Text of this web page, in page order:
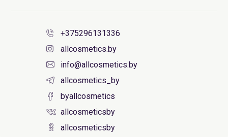
+375296131336
allcosmetics.by
info@allcosmetics.by
allcosmetics_by
byallcosmetics
allcosmeticsby
allcosmeticsby